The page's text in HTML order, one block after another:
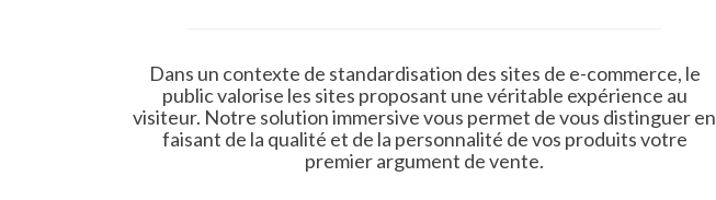
Dans un contexte de standardisation des sites de e-commerce, le
public valorise les sites proposant une véritable expérience au
visiteur. Notre solution immersive vous permet de vous distinguer en
faisant de la qualité et de la personnalité de vos produits votre
premier argument de vente.